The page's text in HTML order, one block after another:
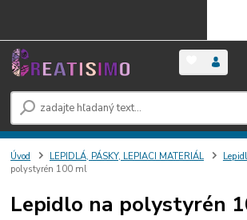
Úvod LEPIDLÁ, PÁSKY, LEPIACI MATERIÁL
polystyrén 100 ml
Lepidlo na polystyrén